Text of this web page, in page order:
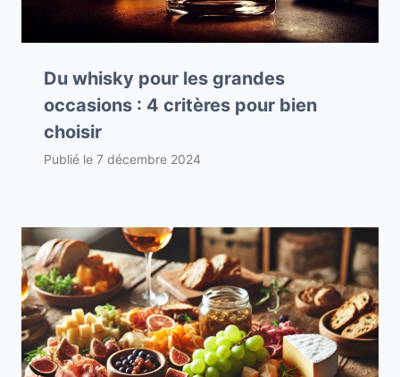
Du whisky pour les grandes
occasions : 4 critères pour bien
choisir
Publié le 7 décembre 2024